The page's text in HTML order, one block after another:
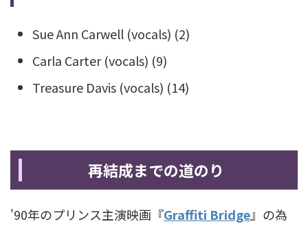
Sue Ann Carwell (vocals) (2)
Carla Carter (vocals) (9)
Treasure Davis (vocals) (14)
再結成までの道のり
'90年のプリンス主演映画『Graffiti Bridge』の為